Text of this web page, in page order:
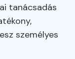
tanácsadás
személyes